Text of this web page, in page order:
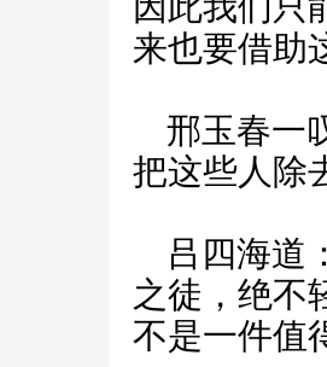
来也要借助
邢玉春一
把这些人除
吕四海道
之徒，绝不
不是一件值